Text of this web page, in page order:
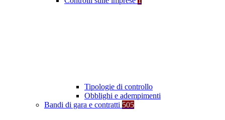
Tipologie di controllo
Obblighi e adempimenti
Bandi di gara e contratti 505